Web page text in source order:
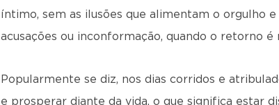
íntimo, sem as ilusões que alimentam o orgulho
acusações ou inconformação, quando o retorno
Popularmente se diz, nos dias corridos e
e prosperar diante da vida, o que significa estar